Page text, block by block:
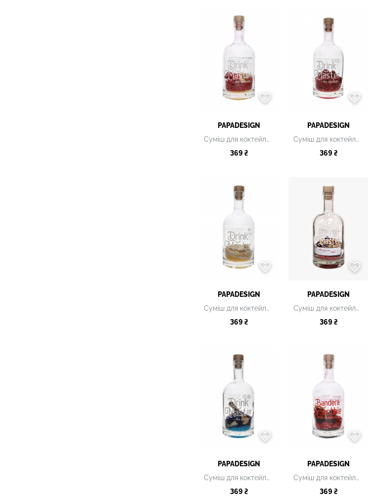
PAPADESIGN
Суміш для коктейлю Drink Master "Kamasutra"
369 ₴
PAPADESIGN
Суміш для коктейлю Drink Master "Любовне зіллячко"
369 ₴
PAPADESIGN
Суміш для коктейлю Drink Master "Mango Colada"
369 ₴
PAPADESIGN
Суміш для коктейлю Drink Master “Бабусин сад”
369 ₴
PAPADESIGN
Суміш для коктейлю Drink Master "Ibiza"
369 ₴
PAPADESIGN
Суміш для коктейлю Drink Master "Bandera smothie"
369 ₴